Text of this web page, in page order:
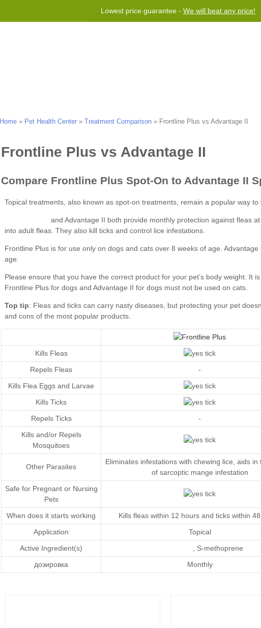
Lowest price guarantee - We will beat any price!
Home » Pet Health Center » Treatment Comparison » Frontline Plus vs Advantage II
Top tip
Kills Fleas
Repels Fleas
-
Kills Flea Eggs and Larvae
Kills Ticks
Repels Ticks
-
Kills and/or Repels
Mosquitoes
Other Parasites
Eliminates infestations with chewing lice, aids in
of sarcoptic mange infestation
Safe for Pregnant or Nursing
Pets
When does it starts working
Kills fleas within 12 hours and ticks within
Application
Topical
Active Ingredient(s)
S-methoprene
дозировка
Monthly